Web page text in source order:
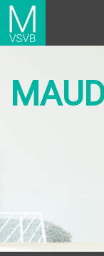
Trainingsburo
van
Schoonhoven
traint
werken)
op